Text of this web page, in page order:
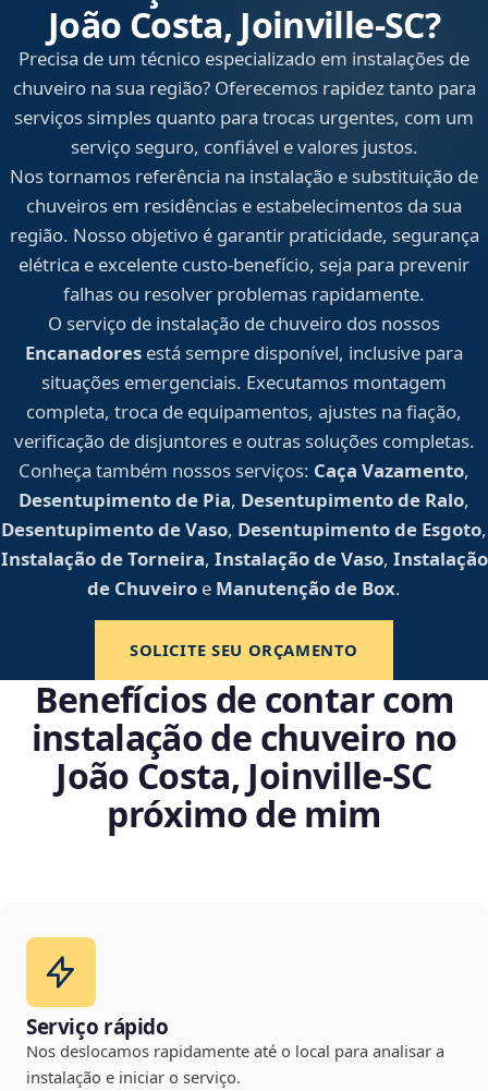
João Costa, Joinville‑SC?
Precisa de um técnico especializado em instalações de
chuveiro na sua região? Oferecemos rapidez tanto para
serviços simples quanto para trocas urgentes, com um
serviço seguro, confiável e valores justos.
Nos tornamos referência na instalação e substituição de
chuveiros em residências e estabelecimentos da sua
região. Nosso objetivo é garantir praticidade, segurança
elétrica e excelente custo-benefício, seja para prevenir
falhas ou resolver problemas rapidamente.
O serviço de instalação de chuveiro dos nossos
Encanadores está sempre disponível, inclusive para
situações emergenciais. Executamos montagem
completa, troca de equipamentos, ajustes na fiação,
verificação de disjuntores e outras soluções completas.
Conheça também nossos serviços: Caça Vazamento,
Desentupimento de Pia, Desentupimento de Ralo,
Desentupimento de Vaso, Desentupimento de Esgoto,
Instalação de Torneira, Instalação de Vaso, Instalação
de Chuveiro e Manutenção de Box.
SOLICITE SEU ORÇAMENTO
Benefícios de contar com
instalação de chuveiro no
João Costa, Joinville‑SC
próximo de mim
Serviço rápido
Nos deslocamos rapidamente até o local para analisar a
instalação e iniciar o serviço.